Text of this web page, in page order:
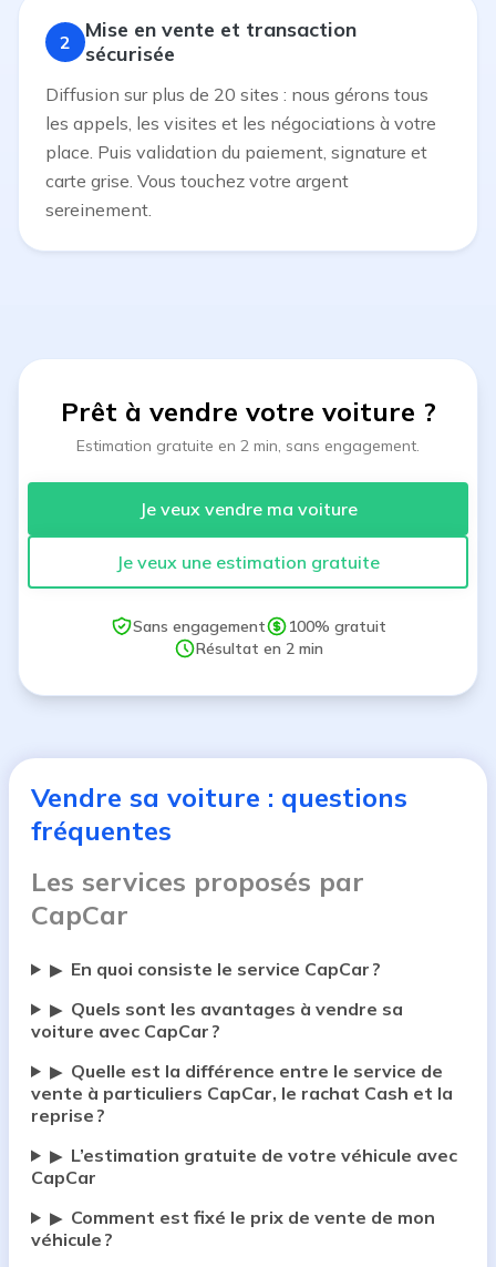
2
Mise en vente et transaction
sécurisée
Diffusion sur plus de 20 sites : nous gérons tous
les appels, les visites et les négociations à votre
place. Puis validation du paiement, signature et
carte grise. Vous touchez votre argent
sereinement.
Prêt à vendre votre voiture ?
Estimation gratuite en 2 min, sans engagement.
Je veux vendre ma voiture
Je veux une estimation gratuite
Sans engagement
100% gratuit
Résultat en 2 min
Vendre sa voiture : questions
fréquentes
Les services proposés par
CapCar
▶ En quoi consiste le service CapCar ?
▶ Quels sont les avantages à vendre sa
voiture avec CapCar ?
▶ Quelle est la différence entre le service de
vente à particuliers CapCar, le rachat Cash et la
reprise ?
▶ L’estimation gratuite de votre véhicule avec
CapCar
▶ Comment est fixé le prix de vente de mon
véhicule ?